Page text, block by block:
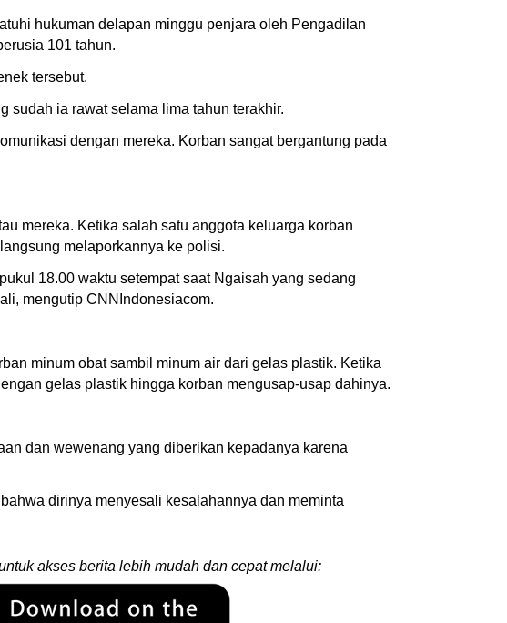
hukuman delapan minggu penjara oleh Pengadilan
101 tahun.
tersebut.
sudah ia rawat selama lima tahun terakhir.
dengan mereka. Korban sangat bergantung pada
mereka. Ketika salah satu anggota keluarga korban
melaporkannya ke polisi.
18.00 waktu setempat saat Ngaisah yang sedang
mengutip CNNIndonesiacom.
minum obat sambil minum air dari gelas plastik. Ketika
gelas plastik hingga korban mengusap-usap dahinya.
dan wewenang yang diberikan kepadanya karena
dirinya menyesali kesalahannya dan meminta
akses berita lebih mudah dan cepat melalui: